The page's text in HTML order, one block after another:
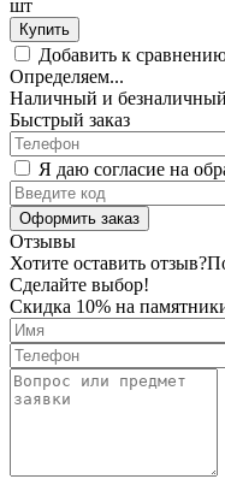
шт
Купить
Добавить к
Определяем...
Наличный и безналичный
Быстрый заказ
Я даю согласие на
Оформить заказ
Отзывы
Хотите оставить отзыв?
Сделайте выбор!
Скидка 10% на